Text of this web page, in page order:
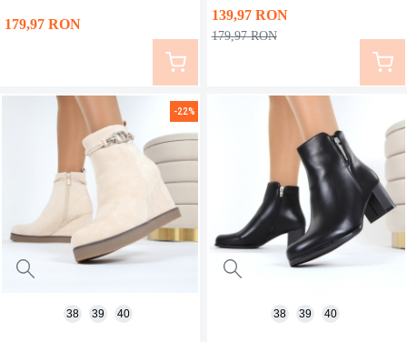
ai nevoie de o pereche negre de botine, pentru zilele de
birou, dar și de o pereche colorată pentru ieșirile cu
prietenii, nu? Vei găsi ambele variante de botine, și multe
179,97 RON
139,97 RON
179,97 RON
-22%
38 39 40 38 39 40